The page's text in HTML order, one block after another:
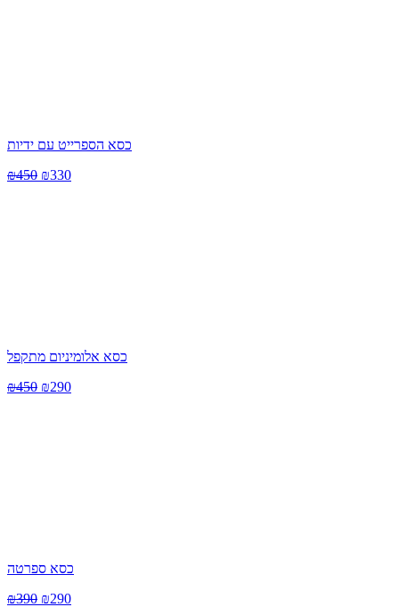
כסא הספרייט עם ידיות
₪450 ₪330
כסא אלומיניום מתקפל
₪450 ₪290
כסא ספרטה
₪390 ₪290